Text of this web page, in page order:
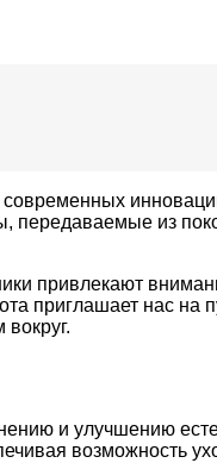
передаваемые из
привлекают
приглашает нас на
и улучшению
возможность